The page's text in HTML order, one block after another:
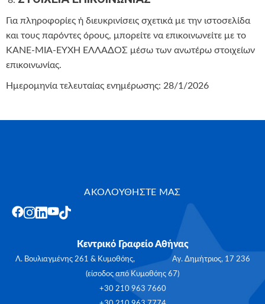
Για πληροφορίες ή διευκρινίσεις σχετικά με την ιστοσελίδα
και τους παρόντες όρους, μπορείτε να επικοινωνείτε με το
ΚΑΝΕ-ΜΙΑ-ΕΥΧΗ ΕΛΛΑΔΟΣ μέσω των ανωτέρω στοιχείων
επικοινωνίας.
Ημερομηνία τελευταίας ενημέρωσης: 28/1/2026
ΑΚΟΛΟΥΘΗΣΤΕ ΜΑΣ
Κεντρικό Γραφείο Αθήνας
Λ. Βουλιαγμένης 261 & Κυμοθόης, Αγ. Δημήτριος, 17 236
(είσοδος από Κυμοθόης 67)
+30 210 963 7660